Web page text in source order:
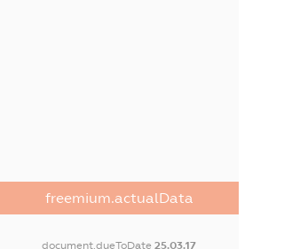
freemium.actualData
document.dueToDate25.03.17